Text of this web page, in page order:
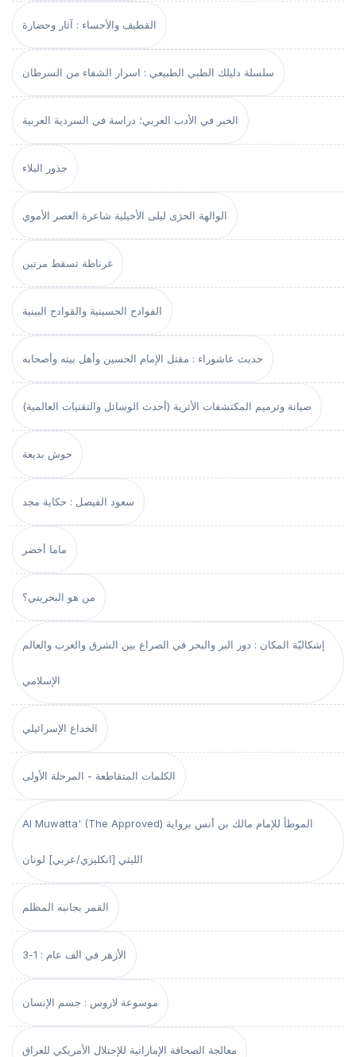
القطيف والأحساء : آثار وحضارة
سلسلة دليلك الطبي الطبيعي : اسرار الشفاء من السرطان
الخبر في الأدب العربي؛ دراسة في السردية العربية
جذور البلاء
الوالهة الحرَى ليلى الأخيلية شاعرة العصر الأموي
غرناطة تسقط مرتين
الفوادح الحسينية والقوادح البينية
حديث عاشوراء : مقتل الإمام الحسين وأهل بيته وأصحابه
صيانة وترميم المكتشفات الأثرية (أحدث الوسائل والتقنيات العالمية)
حوش بديعة
سعود الفيصل : حكاية مجد
ماما أخضر
من هو البحريني؟
إشكاليّة المكان : دور البر والبحر في الصراع بين الشرق والغرب والعالم
الإسلامي
الخداع الإسرائيلي
الكلمات المتقاطعة - المرحلة الأولى
Al Muwatta' (The Approved) الموطأ للإمام مالك بن أنس برواية
الليثي [انكليزي/عربي] لونان
القمر بجانبه المظلم
الأزهر في الف عام : 1-3
موسوعة لاروس : جسم الإنسان
معالجة الصحافة الإماراتية للإحتلال الأمريكي للعراق